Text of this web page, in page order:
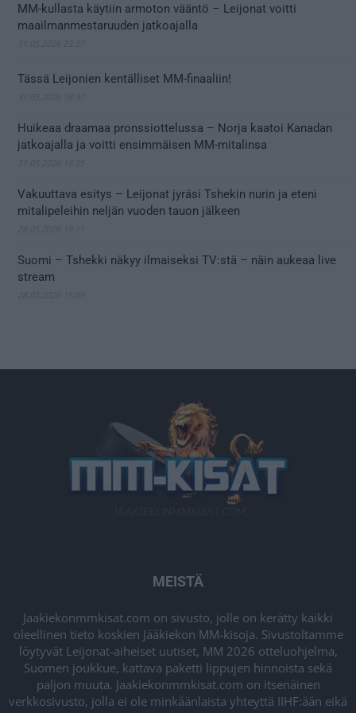
MM-kullasta käytiin armoton vääntö – Leijonat voitti
maailmanmestaruuden jatkoajalla
Tässä Leijonien kentälliset MM-finaaliin!
Huikeaa draamaa pronssiottelussa – Norja kaatoi Kanadan
jatkoajalla ja voitti ensimmäisen MM-mitalinsa
Vakuuttava esitys – Leijonat jyräsi Tshekin nurin ja eteni
mitalipeleihin neljän vuoden tauon jälkeen
Suomi – Tshekki näkyy ilmaiseksi TV:stä – näin aukeaa live
stream
MEISTÄ
Jaakiekonmmkisat.com on sivusto, jolle on kerätty kaikki
oleellinen tieto koskien Jääkiekon MM-kisoja. Sivustoltamme
löytyvät Leijonat-aiheiset uutiset, MM 2026 otteluohjelma,
Suomen joukkue, kattava paketti lippujen hinnoista sekä
paljon muuta. Jaakiekonmmkisat.com on itsenäinen
verkkosivusto, jolla ei ole minkäänlaista yhteyttä IIHF:ään eikä